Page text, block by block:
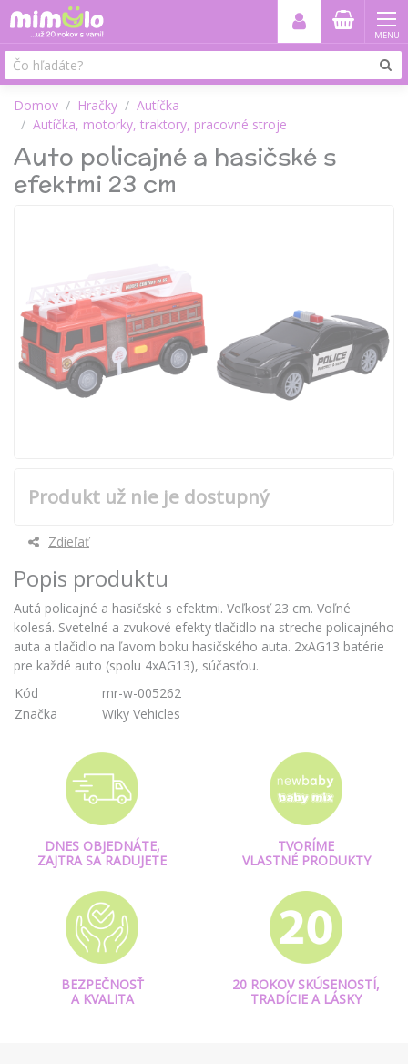
MENU
Domov Hračky
Autíčka
Autíčka, motorky, traktory, pracovné stroje
Auto policajné a hasičské s
efektmi 23 cm
Produkt už nie je dostupný
Zdieľať
Popis produktu
Autá policajné a hasičské s efektmi. Veľkosť 23 cm. Voľné
kolesá. Svetelné a zvukové efekty tlačidlo na streche policajného
auta a tlačidlo na ľavom boku hasičského auta. 2xAG13 batérie
pre každé auto (spolu 4xAG13), súčasťou.
Kód
mr-w-005262
Značka
Wiky Vehicles
DNES OBJEDNÁTE,
ZAJTRA SA RADUJETE
TVORÍME
VLASTNÉ PRODUKTY
BEZPEČNOSŤ
A KVALITA
20 ROKOV SKÚSENOSTÍ,
TRADÍCIE A LÁSKY